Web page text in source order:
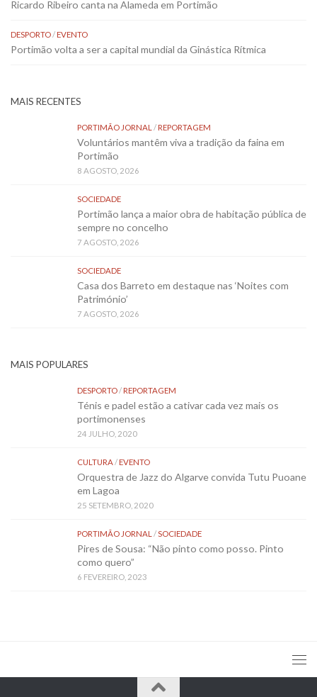
Ricardo Ribeiro canta na Alameda em Portimão
DESPORTO/EVENTO
Portimão volta a ser a capital mundial da Ginástica Rítmica
MAIS RECENTES
PORTIMÃO JORNAL /REPORTAGEM
Voluntários mantêm viva a tradição da faina em
Portimão
8 AGOSTO, 2026
SOCIEDADE
Portimão lança a maior obra de habitação pública de
sempre no concelho
7 AGOSTO, 2026
SOCIEDADE
Casa dos Barreto em destaque nas ‘Noites com
Património’
7 AGOSTO, 2026
MAIS POPULARES
DESPORTO/REPORTAGEM
Ténis e padel estão a cativar cada vez mais os
portimonenses
24 JULHO, 2020
CULTURA/EVENTO
Orquestra de Jazz do Algarve convida Tutu Puoane
em Lagoa
25 SETEMBRO, 2020
PORTIMÃO JORNAL /SOCIEDADE
Pires de Sousa: “Não pinto como posso. Pinto
como quero”
6 FEVEREIRO, 2023